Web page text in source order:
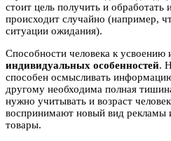
стоит цель получить и
происходит случайно (например,
ситуации ожидания).
Способности человека к усвоению
индивидуальных особенностей.
способен осмысливать
другому необходима полная
нужно учитывать и возраст
воспринимают новый вид рекламы
товары.